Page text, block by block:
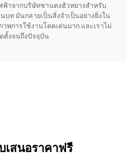
ฟ้าจากบริษัทชานตงฮัวหยางสำหรับ
บท มันกลายเป็นสิ่งจำเป็นอย่างยิ่งใน
พการใช้งานโดดเด่นมาก และเราไม่
ตั้งจนถึงปัจจุบัน
เสนอราคาฟรี